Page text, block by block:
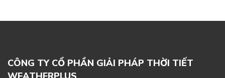
CÔNG TY CỔ PHẦN GIẢI PHÁP THỜI TIẾT